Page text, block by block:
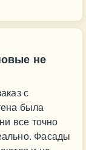
не
с
была
все точно
Фасады